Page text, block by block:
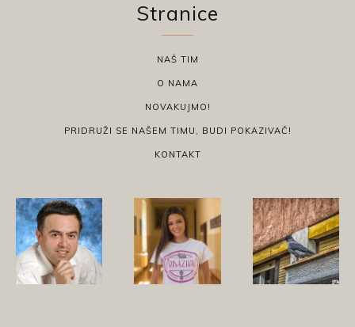
Stranice
NAŠ TIM
O NAMA
NOVAKUJMO!
PRIDRUŽI SE NAŠEM TIMU, BUDI POKAZIVAČ!
KONTAKT